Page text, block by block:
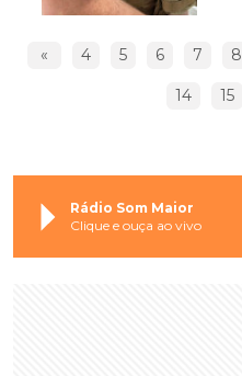
« 4 5 6 7 8
14 15
Rádio Som Maior
Clique e ouça ao vivo